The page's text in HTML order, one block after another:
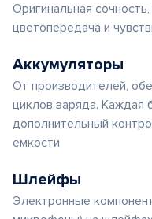
Оригинальная
цветопередача и
Аккумуляторы
От производителей,
циклов заряда. Каждая
дополнительный
емкости
Шлейфы
Электронные